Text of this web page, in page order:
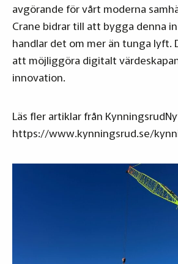
avgörande för vårt moderna
Crane bidrar till att bygga denna
handlar det om mer än tunga lyft.
att möjliggöra digitalt
innovation.
Läs fler artiklar från
https://www.kynningsrud.se/